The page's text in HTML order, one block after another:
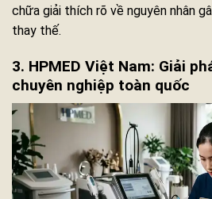
chữa giải thích rõ về nguyên nhân
thay thế.
3. HPMED Việt Nam: Giải
chuyên nghiệp toàn quốc